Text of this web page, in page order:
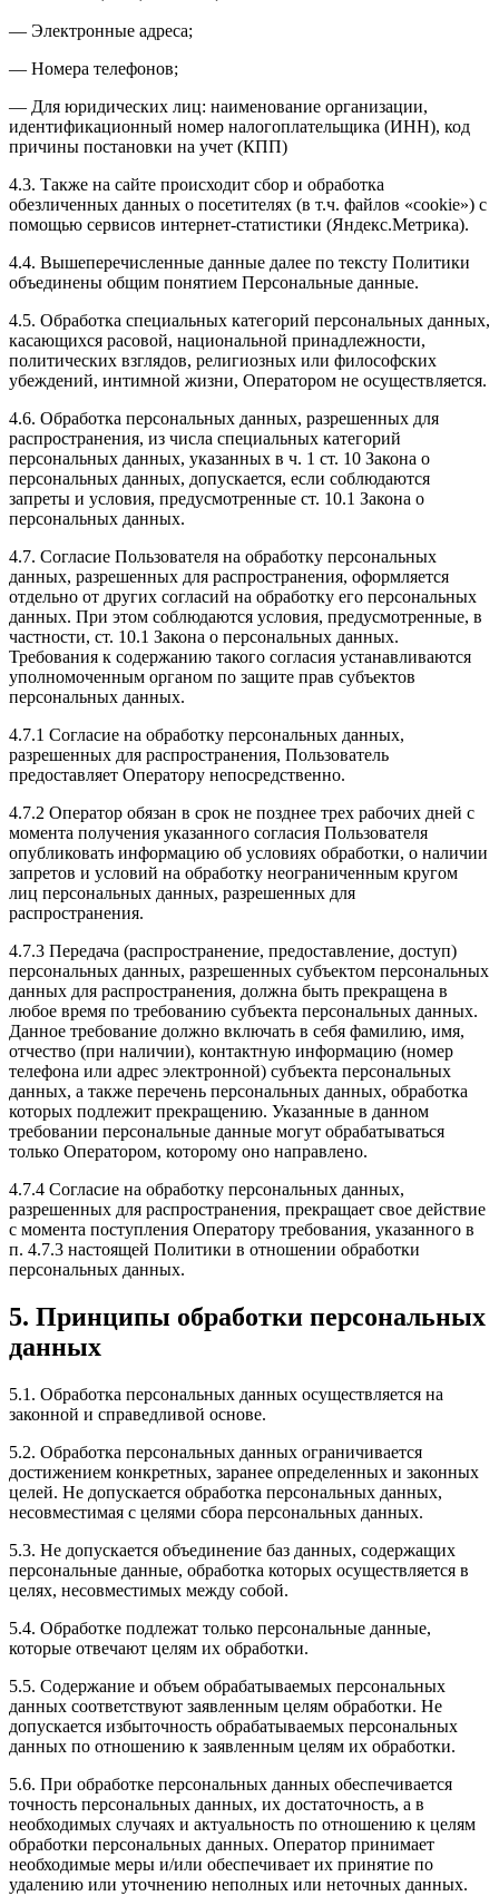
— Электронные адреса;
— Номера телефонов;
— Для юридических лиц: наименование организации,
идентификационный номер налогоплательщика (ИНН), код
причины постановки на учет (КПП)
4.3. Также на сайте происходит сбор и обработка
обезличенных данных о посетителях (в т.ч. файлов «cookie») с
помощью сервисов интернет-статистики (Яндекс.Метрика).
4.4. Вышеперечисленные данные далее по тексту Политики
объединены общим понятием Персональные данные.
4.5. Обработка специальных категорий персональных данных,
касающихся расовой, национальной принадлежности,
политических взглядов, религиозных или философских
убеждений, интимной жизни, Оператором не осуществляется.
4.6. Обработка персональных данных, разрешенных для
распространения, из числа специальных категорий
персональных данных, указанных в ч. 1 ст. 10 Закона о
персональных данных, допускается, если соблюдаются
запреты и условия, предусмотренные ст. 10.1 Закона о
персональных данных.
4.7. Согласие Пользователя на обработку персональных
данных, разрешенных для распространения, оформляется
отдельно от других согласий на обработку его персональных
данных. При этом соблюдаются условия, предусмотренные, в
частности, ст. 10.1 Закона о персональных данных.
Требования к содержанию такого согласия устанавливаются
уполномоченным органом по защите прав субъектов
персональных данных.
4.7.1 Согласие на обработку персональных данных,
разрешенных для распространения, Пользователь
предоставляет Оператору непосредственно.
4.7.2 Оператор обязан в срок не позднее трех рабочих дней с
момента получения указанного согласия Пользователя
опубликовать информацию об условиях обработки, о наличии
запретов и условий на обработку неограниченным кругом
лиц персональных данных, разрешенных для
распространения.
4.7.3 Передача (распространение, предоставление, доступ)
персональных данных, разрешенных субъектом персональных
данных для распространения, должна быть прекращена в
любое время по требованию субъекта персональных данных.
Данное требование должно включать в себя фамилию, имя,
отчество (при наличии), контактную информацию (номер
телефона или адрес электронной) субъекта персональных
данных, а также перечень персональных данных, обработка
которых подлежит прекращению. Указанные в данном
требовании персональные данные могут обрабатываться
только Оператором, которому оно направлено.
4.7.4 Согласие на обработку персональных данных,
разрешенных для распространения, прекращает свое действие
с момента поступления Оператору требования, указанного в
п. 4.7.3 настоящей Политики в отношении обработки
персональных данных.
5. Принципы обработки персональных
данных
5.1. Обработка персональных данных осуществляется на
законной и справедливой основе.
5.2. Обработка персональных данных ограничивается
достижением конкретных, заранее определенных и законных
целей. Не допускается обработка персональных данных,
несовместимая с целями сбора персональных данных.
5.3. Не допускается объединение баз данных, содержащих
персональные данные, обработка которых осуществляется в
целях, несовместимых между собой.
5.4. Обработке подлежат только персональные данные,
которые отвечают целям их обработки.
5.5. Содержание и объем обрабатываемых персональных
данных соответствуют заявленным целям обработки. Не
допускается избыточность обрабатываемых персональных
данных по отношению к заявленным целям их обработки.
5.6. При обработке персональных данных обеспечивается
точность персональных данных, их достаточность, а в
необходимых случаях и актуальность по отношению к целям
обработки персональных данных. Оператор принимает
необходимые меры и/или обеспечивает их принятие по
удалению или уточнению неполных или неточных данных.